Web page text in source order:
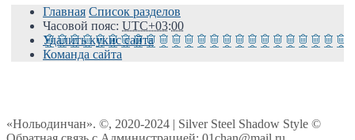
Главная Список разделов
Часовой пояс: UTC+03:00
Удалить кукис сайта
Команда сайта
«Нольодинчан». ©, 2020-2024 | Silver Steel Shadow Style ©